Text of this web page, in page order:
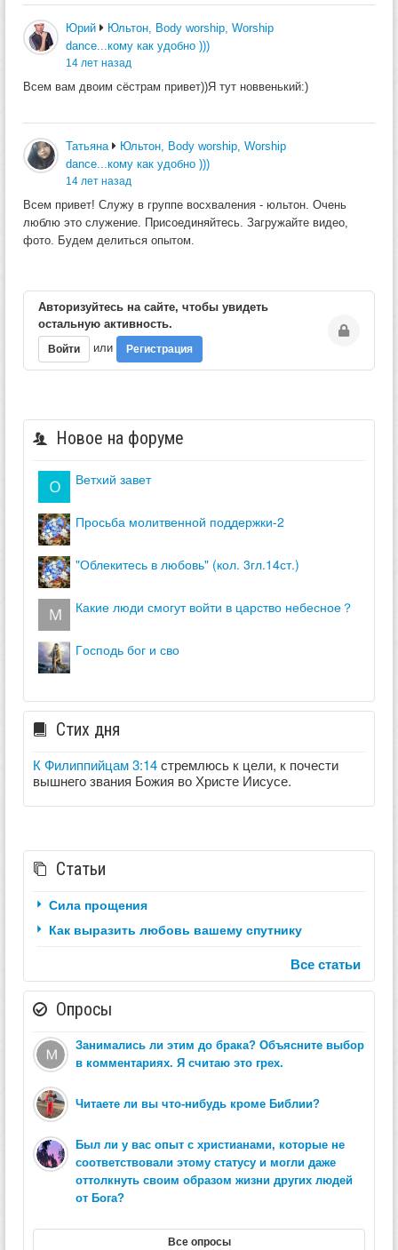
Юрий
Юльтон, Body worship, Worship
dance...кому как удобно )))
14 лет назад
Всем вам двоим сёстрам привет))Я тут новвенький:)
Татьяна
Юльтон, Body worship, Worship
dance...кому как удобно )))
14 лет назад
Всем привет! Служу в группе восхваления - юльтон. Очень
люблю это служение. Присоединяйтесь. Загружайте видео,
фото. Будем делиться опытом.
Авторизуйтесь на сайте, чтобы увидеть
остальную активность.
Войти или Регистрация
Новое на форуме
ветхий завет
просьба молитвенной поддержки-2
"облекитесь в любовь" (кол. 3гл.14ст.)
какие люди смогут войти в царство небесное？
господь бог и сво
Стих дня
К Филиппийцам 3:14стремлюсь к цели, к почести
вышнего звания Божия во Христе Иисусе.
Статьи
Сила прощения
Как выразить любовь вашему спутнику
Все статьи
Опросы
Занимались ли этим до брака? Объясните выбор
в комментариях. Я считаю это грех.
Читаете ли вы что-нибудь кроме Библии?
Был ли у вас опыт с христианами, которые не
соответствовали этому статусу и могли даже
оттолкнуть своим образом жизни других людей
от Бога?
Все опросы